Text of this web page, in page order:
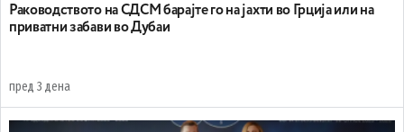
Раководството на СДСМ барајте го на јахти во Грција или на
приватни забави во Дубаи
пред 3 дена